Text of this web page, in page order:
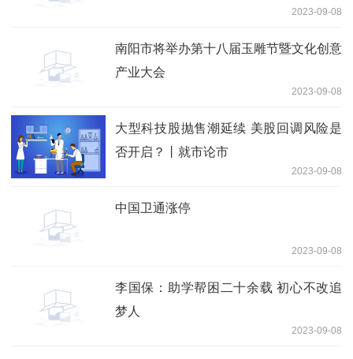
2023-09-08
南阳市将举办第十八届玉雕节暨文化创意
产业大会
2023-09-08
大型科技股抛售潮延续 美股回调风险是
否开启？丨就市论市
2023-09-08
中国卫通涨停
2023-09-08
李国保：助学帮困二十余载 初心不改追
梦人
2023-09-08